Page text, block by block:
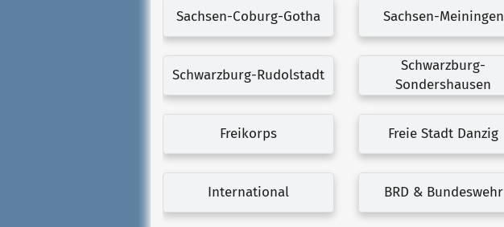
Sachsen-Coburg-Gotha Sachsen-Meiningen
Schwarzburg-Rudolstadt
Schwarzburg-
Sondershausen
Freikorps Freie Stadt Danzig
International BRD & Bundeswehr